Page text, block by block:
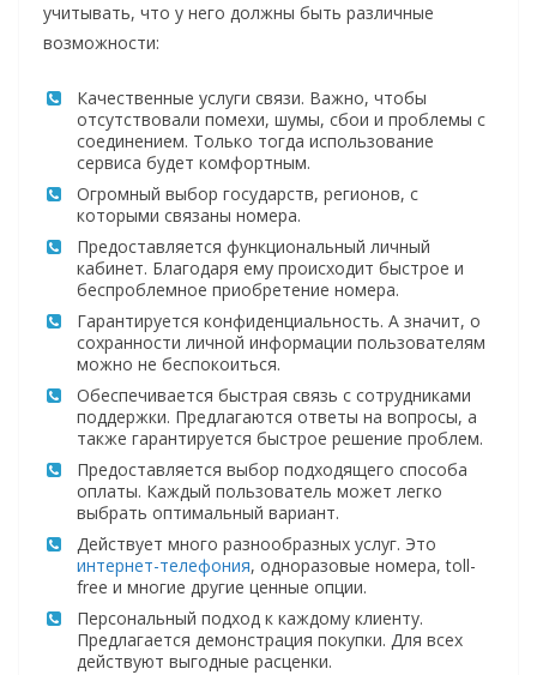
учитывать, что у него должны быть различные
возможности:
Качественные услуги связи. Важно, чтобы
отсутствовали помехи, шумы, сбои и проблемы с
соединением. Только тогда использование
сервиса будет комфортным.
Огромный выбор государств, регионов, с
которыми связаны номера.
Предоставляется функциональный личный
кабинет. Благодаря ему происходит быстрое и
беспроблемное приобретение номера.
Гарантируется конфиденциальность. А значит, о
сохранности личной информации пользователям
можно не беспокоиться.
Обеспечивается быстрая связь с сотрудниками
поддержки. Предлагаются ответы на вопросы, а
также гарантируется быстрое решение проблем.
Предоставляется выбор подходящего способа
оплаты. Каждый пользователь может легко
выбрать оптимальный вариант.
Действует много разнообразных услуг. Это
интернет-телефония, одноразовые номера, toll-
free и многие другие ценные опции.
Персональный подход к каждому клиенту.
Предлагается демонстрация покупки. Для всех
действуют выгодные расценки.